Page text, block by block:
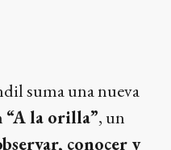
suma una nueva
“A la orilla”, un
conocer y